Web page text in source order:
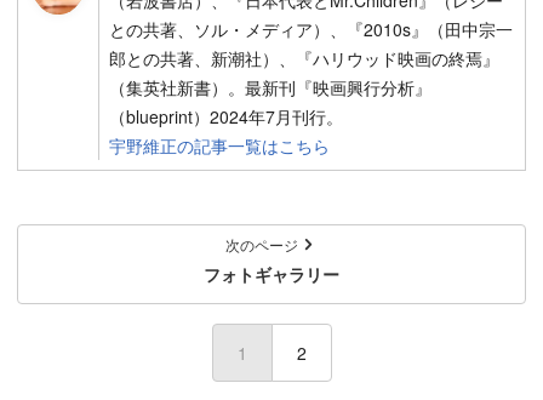
との共著、ソル・メディア）、『2010s』（田中宗一
郎との共著、新潮社）、『ハリウッド映画の終焉』
（集英社新書）。最新刊『映画興行分析』
（blueprint）2024年7月刊行。
宇野維正の記事一覧はこちら
次のページ
フォトギャラリー
1 2